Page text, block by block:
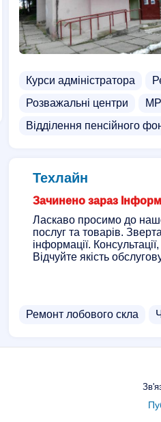
Курси адміністратора
Розважальні центри
Відділення пенсійного
Техлайн
Зачинено зараз
Ласкаво просимо до
послуг та товарів.
інформації.
Відчуйте якість
Ремонт лобового скла